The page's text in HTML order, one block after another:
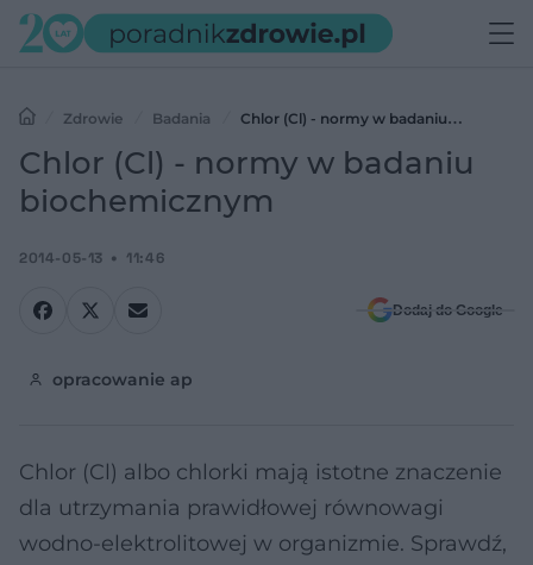
Zdrowie Badania
Chlor (Cl) - normy w badaniu
biochemicznym
Chlor (Cl) - normy w badaniu
biochemicznym
2014-05-13 11:46
Dodaj do Google
opracowanie ap
Chlor (Cl) albo chlorki mają istotne znaczenie
dla utrzymania prawidłowej równowagi
wodno-elektrolitowej w organizmie. Sprawdź,